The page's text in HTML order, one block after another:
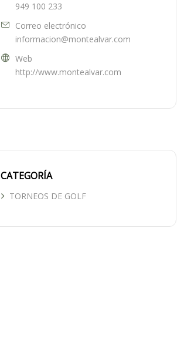
949 100 233
Correo electrónico
informacion@montealvar.com
Web
http://www.montealvar.com
CATEGORÍA
TORNEOS DE GOLF